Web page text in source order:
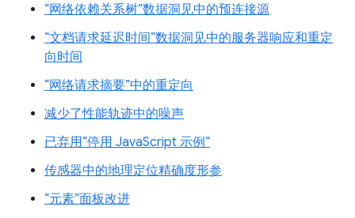
“网络依赖关系树”数据洞见中的预连接源
“文档请求延迟时间”数据洞见中的服务器响应和重定
向时间
“网络请求摘要”中的重定向
减少了性能轨迹中的噪声
已弃用“停用 JavaScript 示例”
传感器中的地理定位精确度形参
“元素”面板改进